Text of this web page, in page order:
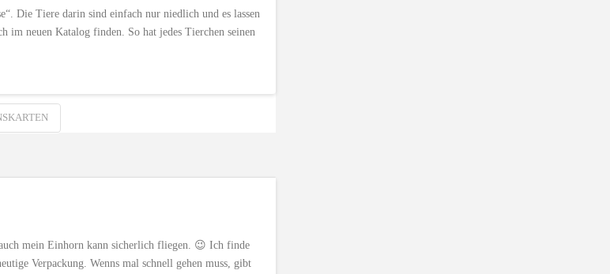
Die Tiere darin sind einfach nur niedlich und es lassen
im neuen Katalog finden. So hat jedes Tierchen seinen
mein Einhorn kann sicherlich fliegen. 😉 Ich finde
Verpackung. Wenns mal schnell gehen muss, gibt